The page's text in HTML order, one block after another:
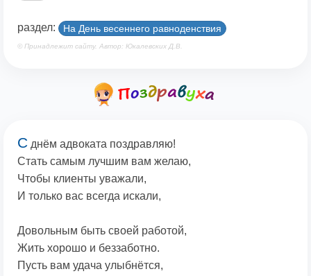
раздел: На День весеннего равноденствия
© Принадлежит сайту. Автор: Юкалевских Д.В.
С днём адвоката поздравляю!
Стать самым лучшим вам желаю,
Чтобы клиенты уважали,
И только вас всегда искали,
Довольным быть своей работой,
Жить хорошо и беззаботно.
Пусть вам удача улыбнётся,